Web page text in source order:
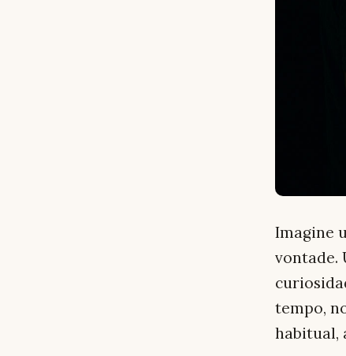
Imagine
vontade.
tempo,
habitual,